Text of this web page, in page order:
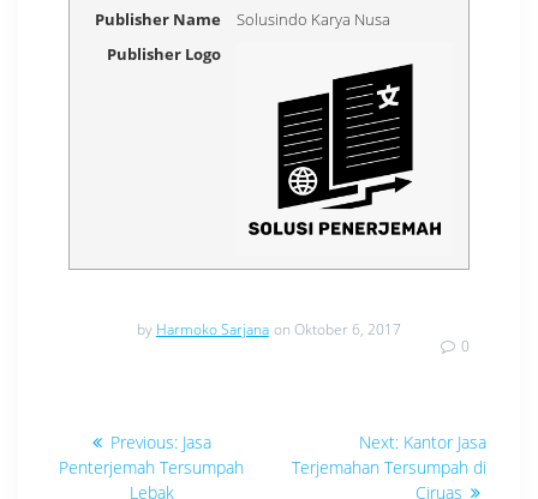
Publisher Name
Solusindo Karya Nusa
Publisher Logo
by Harmoko Sarjana on Oktober 6, 2017
0
Navigasi
pos
Previous: Previous
post:
Jasa
Penterjemah Tersumpah
Lebak
Next: Next
post:
Kantor Jasa
Terjemahan Tersumpah di
Ciruas